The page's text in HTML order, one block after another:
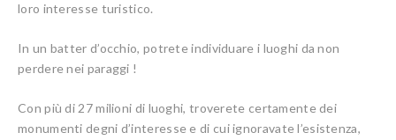
loro interesse turistico.
In un batter d’occhio, potrete individuare i luoghi da non
perdere nei paraggi !
Con più di 27 milioni di luoghi, troverete certamente dei
monumenti degni d’interesse e di cui ignoravate l’esistenza,